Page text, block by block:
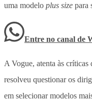
uma modelo plus size para
Entre no canal de
A Vogue, atenta às críticas
resolveu questionar os
em selecionar modelos